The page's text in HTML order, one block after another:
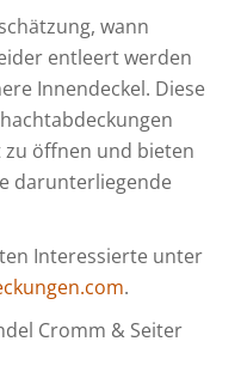
wann
entleert werden
Innendeckel. Diese
öffnen und bieten
darunterliegende
Interessierte unter
.
Cromm & Seiter